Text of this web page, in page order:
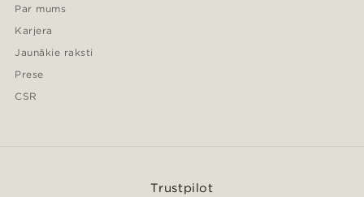
Par mums
Karjera
Jaunākie raksti
Prese
CSR
Trustpilot